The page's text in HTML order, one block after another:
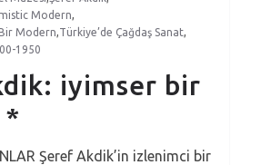
Modern,
Modern,Türkiye’de Çağdaş Sanat,
1950
iyimser bir
*
Şeref Akdik’in izlenimci bir